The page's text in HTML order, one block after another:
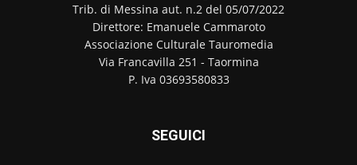
Trib. di Messina aut. n.2 del 05/07/2022
Direttore: Emanuele Cammaroto
Associazione Culturale Tauromedia
Via Francavilla 251 - Taormina
P. Iva 03693580833
SEGUICI